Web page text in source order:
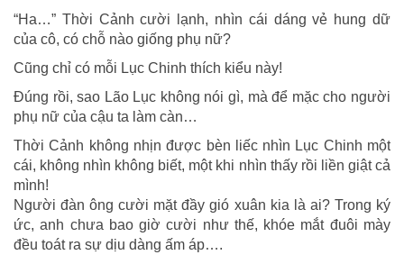
“Ha…” Thời Cảnh cười lạnh, nhìn cái dáng vẻ hung dữ
của cô, có chỗ nào giống phụ nữ?
Cũng chỉ có mỗi Lục Chinh thích kiểu này!
Đúng rồi, sao Lão Lục không nói gì, mà để mặc cho người
phụ nữ của cậu ta làm càn…
Thời Cảnh không nhịn được bèn liếc nhìn Lục Chinh một
cái, không nhìn không biết, một khi nhìn thấy rồi liền giật cả
mình!
Người đàn ông cười mặt đầy gió xuân kia là ai? Trong ký
ức, anh chưa bao giờ cười như thế, khóe mắt đuôi mày
đều toát ra sự dịu dàng ấm áp….